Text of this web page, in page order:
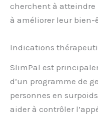
cherchent à atteindre
à améliorer leur bien-
Indications
SlimPal est
d’un programme de
personnes en
aider à contrôler